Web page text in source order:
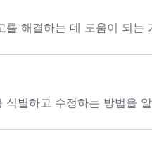
를 해결하는 데 도움이 되는
식별하고 수정하는 방법을